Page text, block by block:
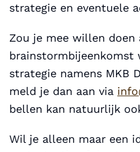
strategie en eventuele
Zou je mee willen doen
brainstormbijeenkomst
strategie namens MKB
meld je dan aan via
bellen kan natuurlijk
Wil je alleen maar een